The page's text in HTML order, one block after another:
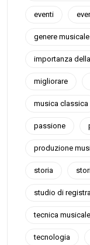
eventi
genere musicale
importanza
migliorare
musica classica
passione
produzione
storia
studio di
tecnica musicale
tecnologia